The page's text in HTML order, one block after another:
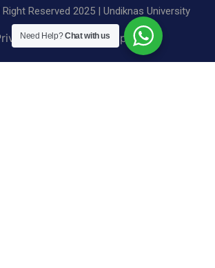
Reserved 2025 | Undiknas University
Terms Sitemap
Need Help?Chat with us